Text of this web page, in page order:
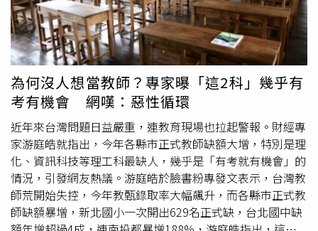
進專業津貼，縮短與產業界的薪資鴻溝。第二、改善職場環
境，修正相關法規：教育部必須著手修改不合理的調查機
制，建立阻斷惡意投訴與濫訴的防火牆，不要讓老師把大半
的精力拿來應付官司和投訴報告，還給老師純粹的教學空
間，改善職場環境不只是讓年輕新血願意投入，最重要的更
是留住目前在教育現場服務的老師，使師資不足的狀況不再
進一步惡化。
多歲男子沈某，對方涉嫌偷走約40億韓元（約新台幣8375
萬元）後逃逸。雖然警方後續成功追回部分失款，但在調查
過程中，發現呂男無法清楚交代鉅額現金來源，因此對資金
性質起疑，並未立即返還款項，而是持續深入追查。據悉，
呂男接受調查時自稱是自營業者，並辯稱這些現金只是「營
運資金」，但警方最終仍認定與犯罪收益有關，依法移送法
辦。
為何沒人想當教師？專家曝「這2科」幾乎有
考有機會 網嘆：惡性循環
近年來台灣問題日益嚴重，連教育現場也拉起警報。財經專
家游庭皓就指出，今年各縣市正式教師缺額大增，特別是理
化、資訊科技等理工科最缺人，幾乎是「有考就有機會」的
情況，引發網友熱議。游庭皓於臉書粉專發文表示，台灣教
師荒開始失控，今年教甄錄取率大幅飆升，而各縣市正式教
師缺額暴增，新北國小一次開出629名正式缺，台北國中缺